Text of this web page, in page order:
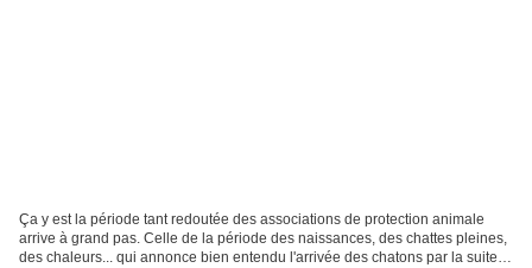
Ça y est la période tant redoutée des associations de protection animale
arrive à grand pas. Celle de la période des naissances, des chattes pleines,
des chaleurs... qui annonce bien entendu l'arrivée des chatons par la suite,